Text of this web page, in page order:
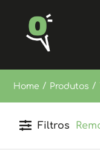
Home / Produtos /
Filtros